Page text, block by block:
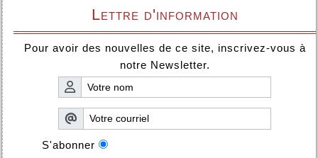
Lettre d'information
Pour avoir des nouvelles de ce site, inscrivez-vous à
notre Newsletter.
S'abonner